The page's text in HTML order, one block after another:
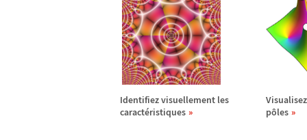
Identifiez visuellement les
caractéristiques
pôles